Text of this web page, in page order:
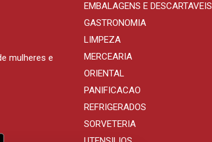
mulheres e
EMBALAGENS E DESCARTAVEIS
GASTRONOMIA
LIMPEZA
MERCEARIA
ORIENTAL
PANIFICACAO
REFRIGERADOS
SORVETERIA